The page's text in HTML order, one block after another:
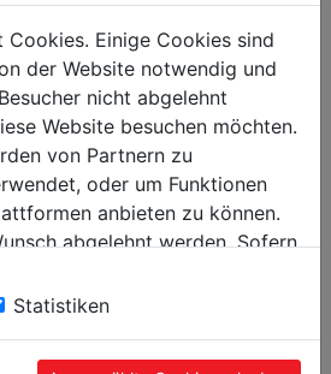
140
290
9120058371271
Cookies. Einige Cookies sind
der Website notwendig und
nicht abgelehnt
Website besuchen möchten.
von Partnern zu
oder um Funktionen
anbieten zu können.
abgelehnt werden. Sofern
Cookies.
Statistiken